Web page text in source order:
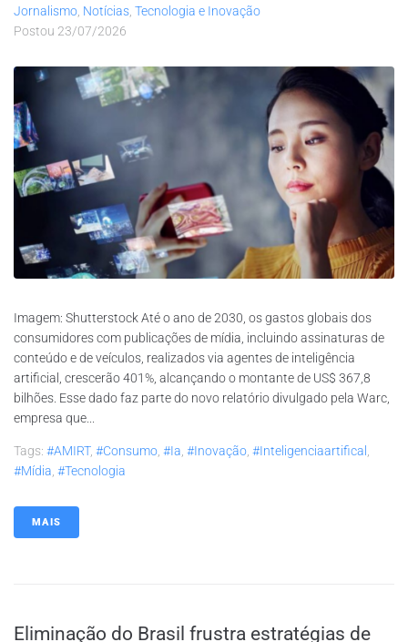
Jornalismo Notícias Tecnologia e Inovação
Postou 23/07/2026
Imagem: Shutterstock Até o ano de 2030, os gastos globais dos
consumidores com publicações de mídia, incluindo assinaturas de
conteúdo e de veículos, realizados via agentes de inteligência
artificial, crescerão 401%, alcançando o montante de US$ 367,8
bilhões. Esse dado faz parte do novo relatório divulgado pela Warc,
empresa que...
Tags: #AMIRT, #consumo #ia #inovação #inteligenciaartifical
#mídia #tecnologia
MAIS
Eliminação do Brasil frustra estratégias de